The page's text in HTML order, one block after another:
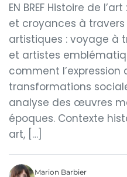
EN BREF Histoire de
et croyances à travers
artistiques : voyage à
et artistes
comment
transformations
analyse des œuvres
époques. Contexte
art, […]
Marion Barbier